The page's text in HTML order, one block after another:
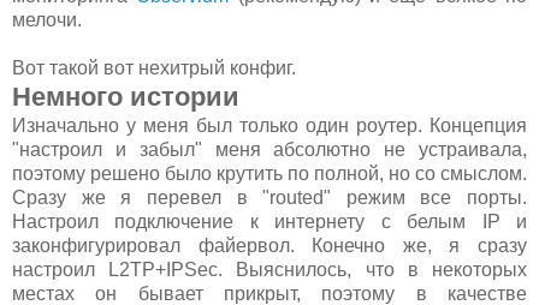
мелочи.
Вот такой вот нехитрый конфиг.
Немного истории
Изначально у меня был только один роутер. Концепция
"настроил и забыл" меня абсолютно не устраивала,
поэтому решено было крутить по полной, но со смыслом.
Сразу же я перевел в "routed" режим все порты.
Настроил подключение к интернету с белым IP и
законфигурировал файервол. Конечно же, я сразу
настроил L2TP+IPSec. Выяснилось, что в некоторых
местах он бывает прикрыт, поэтому в качестве